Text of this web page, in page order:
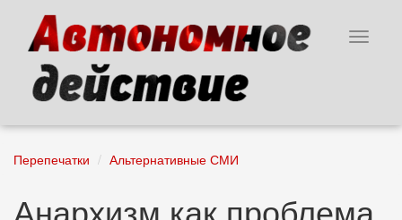
основному
содержанию
Toggle
Перепечатки Альтернативные СМИ
Анархизм как проблема